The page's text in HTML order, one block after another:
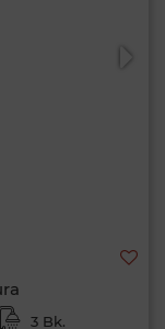
3 Bk.